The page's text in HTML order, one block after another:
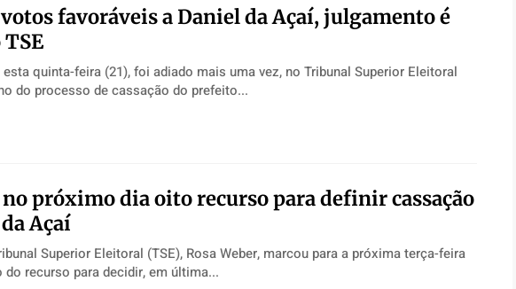
favoráveis a Daniel da Açaí, julgamento é
esta quinta-feira (21), foi adiado mais uma vez, no Tribunal Superior Eleitoral
do processo de cassação do prefeito...
próximo dia oito recurso para definir cassação
Açaí
Superior Eleitoral (TSE), Rosa Weber, marcou para a próxima terça-feira
do recurso para decidir, em última...